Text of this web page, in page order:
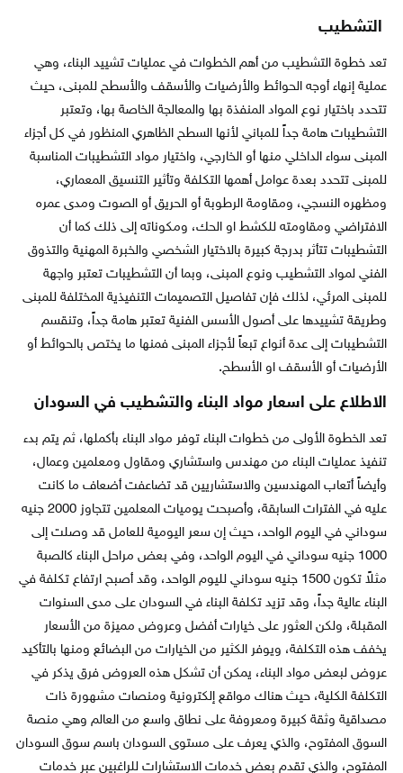
التشطيب
تعد خطوة التشطيب من أهم الخطوات في عمليات تشييد البناء، وهي
عملية إنهاء أوجه الحوائط والأرضيات والأسقف والأسطح للمبنى، حيث
تتحدد باختيار نوع المواد المنفذة بها والمعالجة الخاصة بها، وتعتبر
التشطيبات هامة جداً للمباني لأنها السطح الظاهري المنظور في كل أجزاء
المبنى سواء الداخلي منها أو الخارجي، واختيار مواد التشطيبات المناسبة
للمبنى تتحدد بعدة عوامل أهمها التكلفة وتأثير التنسيق المعماري،
ومظهره النسجي، ومقاومة الرطوبة أو الحريق أو الصوت ومدى عمره
الافتراضي ومقاومته للكشط او الحك، ومكوناته إلى ذلك كما أن
التشطيبات تتأثر بدرجة كبيرة بالاختيار الشخصي والخبرة المهنية والتذوق
الفني لمواد التشطيب ونوع المبنى، وبما أن التشطيبات تعتبر واجهة
للمبنى المرئي، لذلك فإن تفاصيل التصميمات التنفيذية المختلفة للمبنى
وطريقة تشييدها على أصول الأسس الفنية تعتبر هامة جداً، وتنقسم
التشطيبات إلى عدة أنواع تبعاً لأجزاء المبنى فمنها ما يختص بالحوائط أو
الأرضيات أو الأسقف او الأسطح.
الاطلاع على اسعار مواد البناء والتشطيب في السودان
تعد الخطوة الأولى من خطوات البناء توفر مواد البناء بأكملها، ثم يتم بدء
تنفيذ عمليات البناء من مهندس واستشاري ومقاول ومعلمين وعمال،
وأيضاً أتعاب المهندسين والاستشاريين قد تضاعفت أضعاف ما كانت
عليه في الفترات السابقة، وأصبحت يوميات المعلمين تتجاوز 2000 جنيه
سوداني في اليوم الواحد، حيث إن سعر اليومية للعامل قد وصلت إلى
1000 جنيه سوداني في اليوم الواحد، وفي بعض مراحل البناء كالصبة
مثلاً تكون 1500 جنيه سوداني لليوم الواحد، وقد أصبح ارتفاع تكلفة في
البناء عالية جداً، وقد تزيد تكلفة البناء في السودان على مدى السنوات
المقبلة، ولكن العثور على خيارات أفضل وعروض مميزة من الأسعار
يخفف هذه التكلفة، ويوفر الكثير من الخيارات من البضائع ومنها بالتأكيد
عروض لبعض مواد البناء، يمكن أن تشكل هذه العروض فرق يذكر في
التكلفة الكلية، حيث هناك مواقع إلكترونية ومنصات مشهورة ذات
مصداقية وثقة كبيرة ومعروفة على نطاق واسع من العالم وهي منصة
السوق المفتوح، والذي يعرف على مستوى السودان باسم سوق السودان
المفتوح، والذي تقدم بعض خدمات الاستشارات للراغبين عبر خدمات